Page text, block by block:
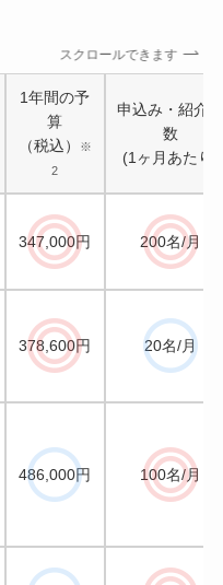
スクロールできます
1年間の予
算
（税込）
※
2
申込み・紹介
数
(1ヶ月あたり)
347,000円 200名/月
378,600円 20名/月
486,000円 100名/月